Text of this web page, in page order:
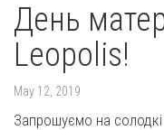
День
Leopolis!
May 12, 2019
Запрошуємо на